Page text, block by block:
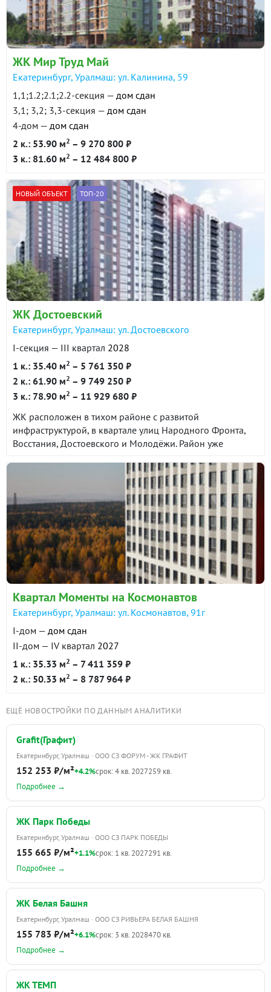
ЖК Мир Труд Май
Екатеринбург, Уралмаш: ул. Калинина, 59
1,1;1.2;2.1;2.2-секция — дом сдан
3,1; 3,2; 3,3-секция — дом сдан
4-дом — дом сдан
2 к.: 53.90 м2 – 9 270 800 ₽
3 к.: 81.60 м2 – 12 484 800 ₽
НОВЫЙ ОБЪЕКТ ТОП-20
ЖК Достоевский
Екатеринбург, Уралмаш: ул. Достоевского
I-секция — III квартал 2028
1 к.: 35.40 м2 – 5 761 350 ₽
2 к.: 61.90 м2 – 9 749 250 ₽
3 к.: 78.90 м2 – 11 929 680 ₽
ЖК расположен в тихом районе с развитой
инфраструктурой, в квартале улиц Народного Фронта,
Восстания, Достоевского и Молодёжи. Район уже
объекты социальной и торговой инфраструктуры. До
центра города 25 минут на автомобиле. До станции
метро Проспект Космонавтов около 10 минут на
общественном транспорте.
Квартал Моменты на Космонавтов
Екатеринбург, Уралмаш: ул. Космонавтов, 91г
I-дом — дом сдан
II-дом — IV квартал 2027
1 к.: 35.33 м2 – 7 411 359 ₽
2 к.: 50.33 м2 – 8 787 964 ₽
ЕЩЁ НОВОСТРОЙКИ ПО ДАННЫМ АНАЛИТИКИ
Grafit(Графит)
Екатеринбург, Уралмаш · ООО СЗ ФОРУМ - ЖК ГРАФИТ
152 253 ₽/м²+4.2%срок: 4 кв. 2027259 кв.
Подробнее →
ЖК Парк Победы
Екатеринбург, Уралмаш · ООО СЗ ПАРК ПОБЕДЫ
155 665 ₽/м²+1.1%срок: 1 кв. 2027291 кв.
Подробнее →
ЖК Белая Башня
Екатеринбург, Уралмаш · ООО СЗ РИВЬЕРА БЕЛАЯ БАШНЯ
155 783 ₽/м²+6.1%срок: 3 кв. 2028470 кв.
Подробнее →
ЖК ТЕМП